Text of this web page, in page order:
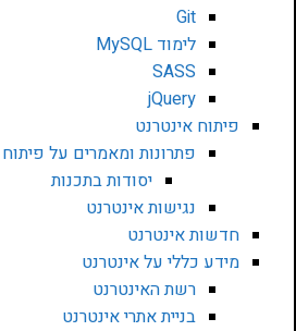
Git
לימוד MySQL
SASS
jQuery
פיתוח אינטרנט
פתרונות ומאמרים על
יסודות בתכנות
נגישות אינטרנט
חדשות אינטרנט
מידע כללי על אינטרנט
רשת האינטרנט
בניית אתרי אינטרנט